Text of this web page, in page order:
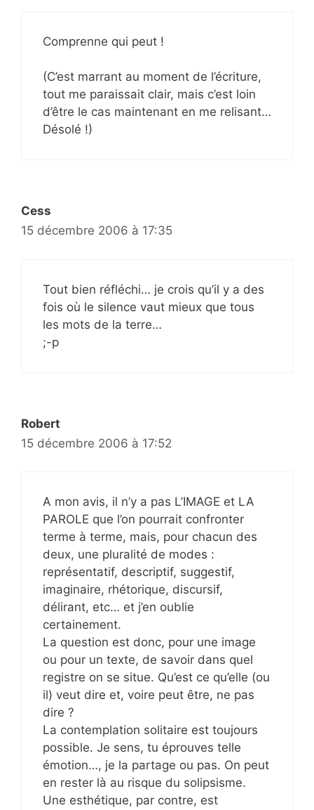
Comprenne qui peut !
(C’est marrant au moment de l’écriture,
tout me paraissait clair, mais c’est loin
d’être le cas maintenant en me relisant…
Désolé !)
Cess
15 décembre 2006 à 17:35
Tout bien réfléchi… je crois qu’il y a des
fois où le silence vaut mieux que tous
les mots de la terre…
;-p
Robert
15 décembre 2006 à 17:52
A mon avis, il n’y a pas L’IMAGE et LA
PAROLE que l’on pourrait confronter
terme à terme, mais, pour chacun des
deux, une pluralité de modes :
représentatif, descriptif, suggestif,
imaginaire, rhétorique, discursif,
délirant, etc… et j’en oublie
certainement.
La question est donc, pour une image
ou pour un texte, de savoir dans quel
registre on se situe. Qu’est ce qu’elle (ou
il) veut dire et, voire peut être, ne pas
dire ?
La contemplation solitaire est toujours
possible. Je sens, tu éprouves telle
émotion…, je la partage ou pas. On peut
en rester là au risque du solipsisme.
Une esthétique, par contre, est